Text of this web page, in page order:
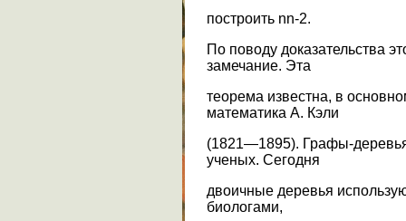
построить nn-2.
По поводу доказательства
замечание. Эта
теорема известна, в
математика А. Кэли
(1821—1895). Графы-
ученых. Сегодня
двоичные деревья
биологами,